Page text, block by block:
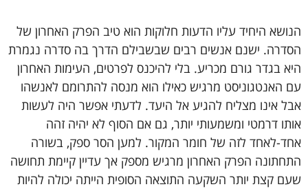
הנושא היחיד עליו הדעות חלוקות הוא טיב הפרק האחרון של
הסדרה. ישנם אנשים רבים שבשבילם הדרך בה סדרה נגמרת
היא בגדר גורם מכריע. בלי להיכנס לפרטים, העימות האחרון
עם האנטגוניסט מרגיש כאילו הוא מנסה להתרומם לאנשהו
אבל אינו מצליח להגיע אל היעד. לדעתי אפשר היה לעשות
אותו דרמטי ומשמעותי יותר, גם אם הסוף לא יהיה זהה
אחד-לאחד לזה של חומר המקור. למען הסר ספק, בשורה
התחתונה הפרק האחרון מרגיש מספק אך עדיין קיימת תחושה
שעם קצת יותר השקעה התוצאה הסופית הייתה יכולה להיות